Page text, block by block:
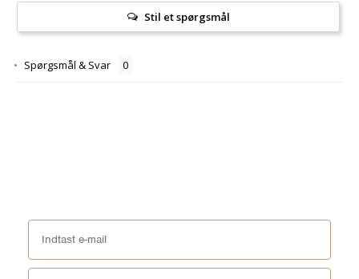
Stil et spørgsmål
Spørgsmål & Svar